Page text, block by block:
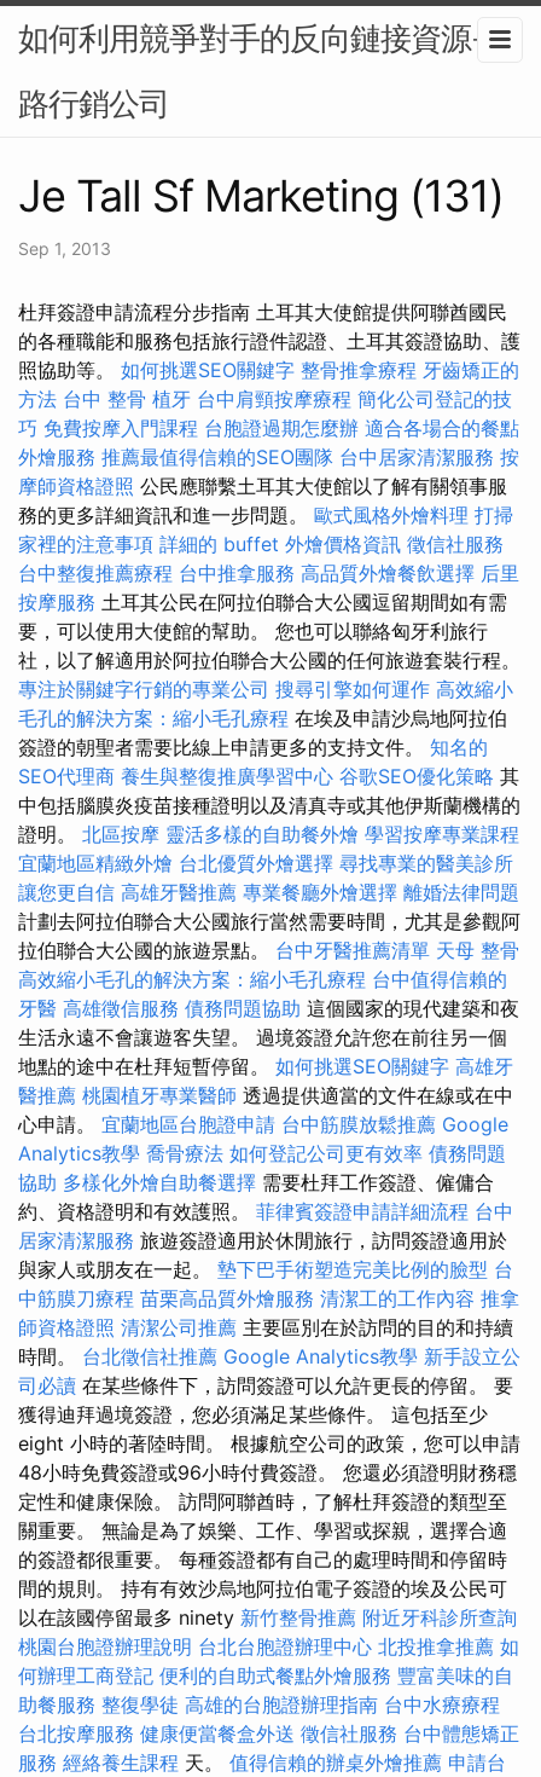
如何利用競爭對手的反向鏈接資源-網
路行銷公司
Je Tall Sf Marketing (131)
Sep 1, 2013
杜拜簽證申請流程分步指南 土耳其大使館提供阿聯酋國民
的各種職能和服務包括旅行證件認證、土耳其簽證協助、護
照協助等。 如何挑選SEO關鍵字 整骨推拿療程 牙齒矯正的
方法 台中 整骨 植牙 台中肩頸按摩療程 簡化公司登記的技
巧 免費按摩入門課程 台胞證過期怎麼辦 適合各場合的餐點
外燴服務 推薦最值得信賴的SEO團隊 台中居家清潔服務 按
摩師資格證照 公民應聯繫土耳其大使館以了解有關領事服
務的更多詳細資訊和進一步問題。 歐式風格外燴料理 打掃
家裡的注意事項 詳細的 buffet 外燴價格資訊 徵信社服務
台中整復推薦療程 台中推拿服務 高品質外燴餐飲選擇 后里
按摩服務 土耳其公民在阿拉伯聯合大公國逗留期間如有需
要，可以使用大使館的幫助。 您也可以聯絡匈牙利旅行
社，以了解適用於阿拉伯聯合大公國的任何旅遊套裝行程。
專注於關鍵字行銷的專業公司 搜尋引擎如何運作 高效縮小
毛孔的解決方案：縮小毛孔療程 在埃及申請沙烏地阿拉伯
簽證的朝聖者需要比線上申請更多的支持文件。 知名的
SEO代理商 養生與整復推廣學習中心 谷歌SEO優化策略 其
中包括腦膜炎疫苗接種證明以及清真寺或其他伊斯蘭機構的
證明。 北區按摩 靈活多樣的自助餐外燴 學習按摩專業課程
宜蘭地區精緻外燴 台北優質外燴選擇 尋找專業的醫美診所
讓您更自信 高雄牙醫推薦 專業餐廳外燴選擇 離婚法律問題
計劃去阿拉伯聯合大公國旅行當然需要時間，尤其是參觀阿
拉伯聯合大公國的旅遊景點。 台中牙醫推薦清單 天母 整骨
高效縮小毛孔的解決方案：縮小毛孔療程 台中值得信賴的
牙醫 高雄徵信服務 債務問題協助 這個國家的現代建築和夜
生活永遠不會讓遊客失望。 過境簽證允許您在前往另一個
地點的途中在杜拜短暫停留。 如何挑選SEO關鍵字 高雄牙
醫推薦 桃園植牙專業醫師 透過提供適當的文件在線或在中
心申請。 宜蘭地區台胞證申請 台中筋膜放鬆推薦 Google
Analytics教學 喬骨療法 如何登記公司更有效率 債務問題
協助 多樣化外燴自助餐選擇 需要杜拜工作簽證、僱傭合
約、資格證明和有效護照。 菲律賓簽證申請詳細流程 台中
居家清潔服務 旅遊簽證適用於休閒旅行，訪問簽證適用於
與家人或朋友在一起。 墊下巴手術塑造完美比例的臉型 台
中筋膜刀療程 苗栗高品質外燴服務 清潔工的工作內容 推拿
師資格證照 清潔公司推薦 主要區別在於訪問的目的和持續
時間。 台北徵信社推薦 Google Analytics教學 新手設立公
司必讀 在某些條件下，訪問簽證可以允許更長的停留。 要
獲得迪拜過境簽證，您必須滿足某些條件。 這包括至少
eight 小時的著陸時間。 根據航空公司的政策，您可以申請
48小時免費簽證或96小時付費簽證。 您還必須證明財務穩
定性和健康保險。 訪問阿聯酋時，了解杜拜簽證的類型至
關重要。 無論是為了娛樂、工作、學習或探親，選擇合適
的簽證都很重要。 每種簽證都有自己的處理時間和停留時
間的規則。 持有有效沙烏地阿拉伯電子簽證的埃及公民可
以在該國停留最多 ninety 新竹整骨推薦 附近牙科診所查詢
桃園台胞證辦理說明 台北台胞證辦理中心 北投推拿推薦 如
何辦理工商登記 便利的自助式餐點外燴服務 豐富美味的自
助餐服務 整復學徒 高雄的台胞證辦理指南 台中水療療程
台北按摩服務 健康便當餐盒外送 徵信社服務 台中體態矯正
服務 經絡養生課程 天。 值得信賴的辦桌外燴推薦 申請台